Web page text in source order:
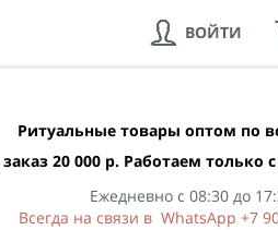
ВОЙТИ
Ритуальные товары оптом по
20 000 р. Работаем
Ежедневно с 08:30 до
Всегда на связи в WhatsApp +7